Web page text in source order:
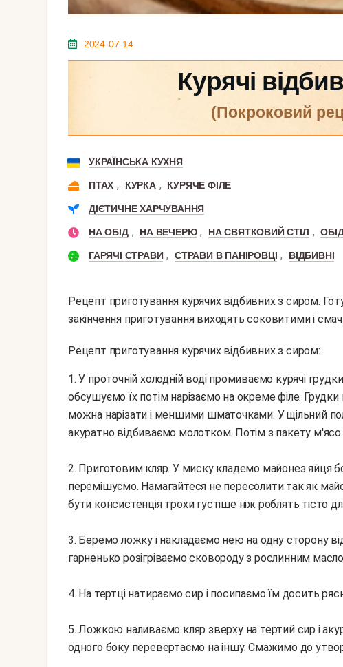
2024-07-14
Курячі
(покроковий
УКРАЇНСЬКА КУХНЯ
ПТАХ , КУРКА , КУРЯЧЕ ФІЛЕ
ДІЄТИЧНЕ ХАРЧУВАННЯ
НА ОБІД , НА ВЕЧЕРЮ , НА СВЯТКОВИЙ СТІЛ ,
ГАРЯЧІ СТРАВИ , СТРАВИ В ПАНІРОВЦІ , ВІДБИВНІ
Рецепт приготування курячих відбивних з сиром.
закінчення приготування виходять соковитими і
Рецепт приготування курячих відбивних з сиром:
1. У проточній холодній воді промиваємо курячі грудки паперовими серветками або рушником
обсушуємо їх потім нарізаємо на окреме філе.
можна нарізати і меншими шматочками. У щільний
акуратно відбиваємо молотком. Потім з пакету
2. Приготовим кляр. У миску кладемо майонез яйця
перемішуємо. Намагайтеся не пересолити так як
бути консистенція трохи густіше ніж роблять тісто
3. Беремо ложку і накладаємо нею на одну сторону
гарненько розігріваємо сковороду з рослинним
4. На тертці натираємо сир і посипаємо їм досить
5. Ложкою наливаємо кляр зверху на тертий сир і
одного боку перевертаємо на іншу. Смажимо до